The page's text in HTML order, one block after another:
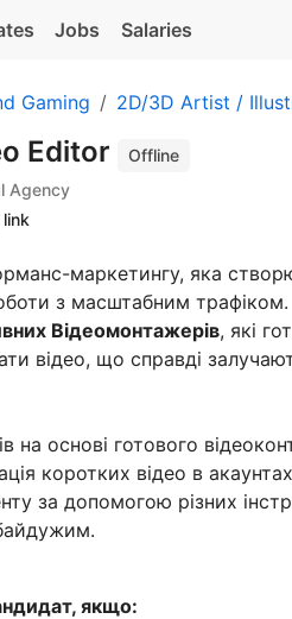
Jobs Salaries
Gaming 2D/3D Artist /
Editor
Offline
Agency
маркетингу, яка
з масштабним трафіком.
Відеомонтажерів, які
відео, що справді
на основі готового
коротких відео в
за допомогою різних
якщо: